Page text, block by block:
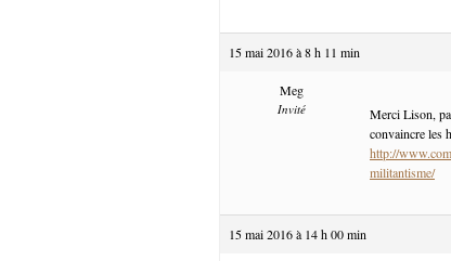
15 mai 2016 à 8 h 11 min
Meg
Invité
Merci Lison,
convaincre les
http://
militantisme/
15 mai 2016 à 14 h 00 min